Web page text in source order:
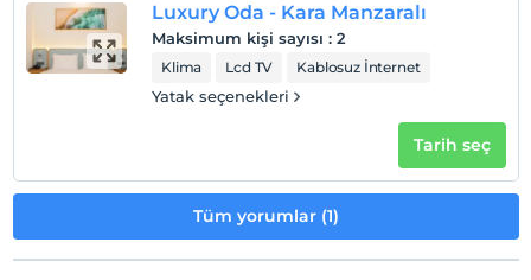
Luxury Oda - Kara Manzaralı
Maksimum kişi sayısı : 2
Klima Lcd TV Kablosuz İnternet
Yatak seçenekleri
Tarih seç
Tüm yorumlar (1)